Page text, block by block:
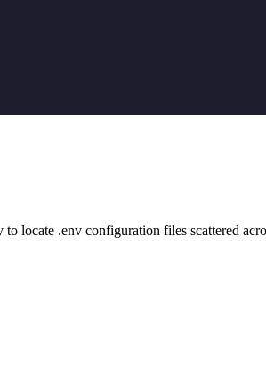
locate .env configuration files scattered